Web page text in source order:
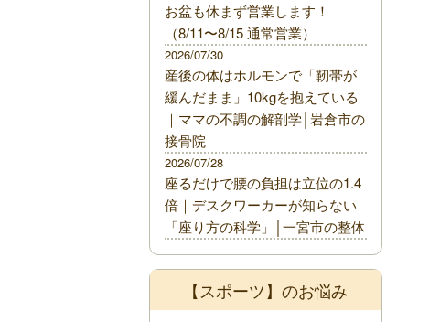
お盆も休まず営業します！
（8/11〜8/15 通常営業）
産後の体はホルモンで「靭帯が
緩んだまま」10kgを抱えている
｜ママの不調の解剖学│岩倉市の
接骨院
2026/07/30
座るだけで腰の負担は立位の1.4
倍｜デスクワーカーが知らない
「座り方の科学」│一宮市の整体
2026/07/28
【スポーツ】のお悩み